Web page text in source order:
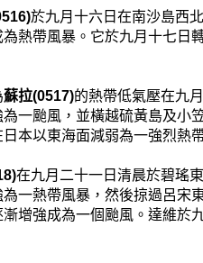
於九月十六日在南沙島西
為熱帶風暴。它於九月十七日
蘇拉(0517)的熱帶低氣壓在九
為一颱風，並橫越硫黃島及小
日本以東海面減弱為一強烈熱
在九月二十一日清晨於碧瑤
為一熱帶風暴，然後掠過呂
增強成為一個颱風。達維於